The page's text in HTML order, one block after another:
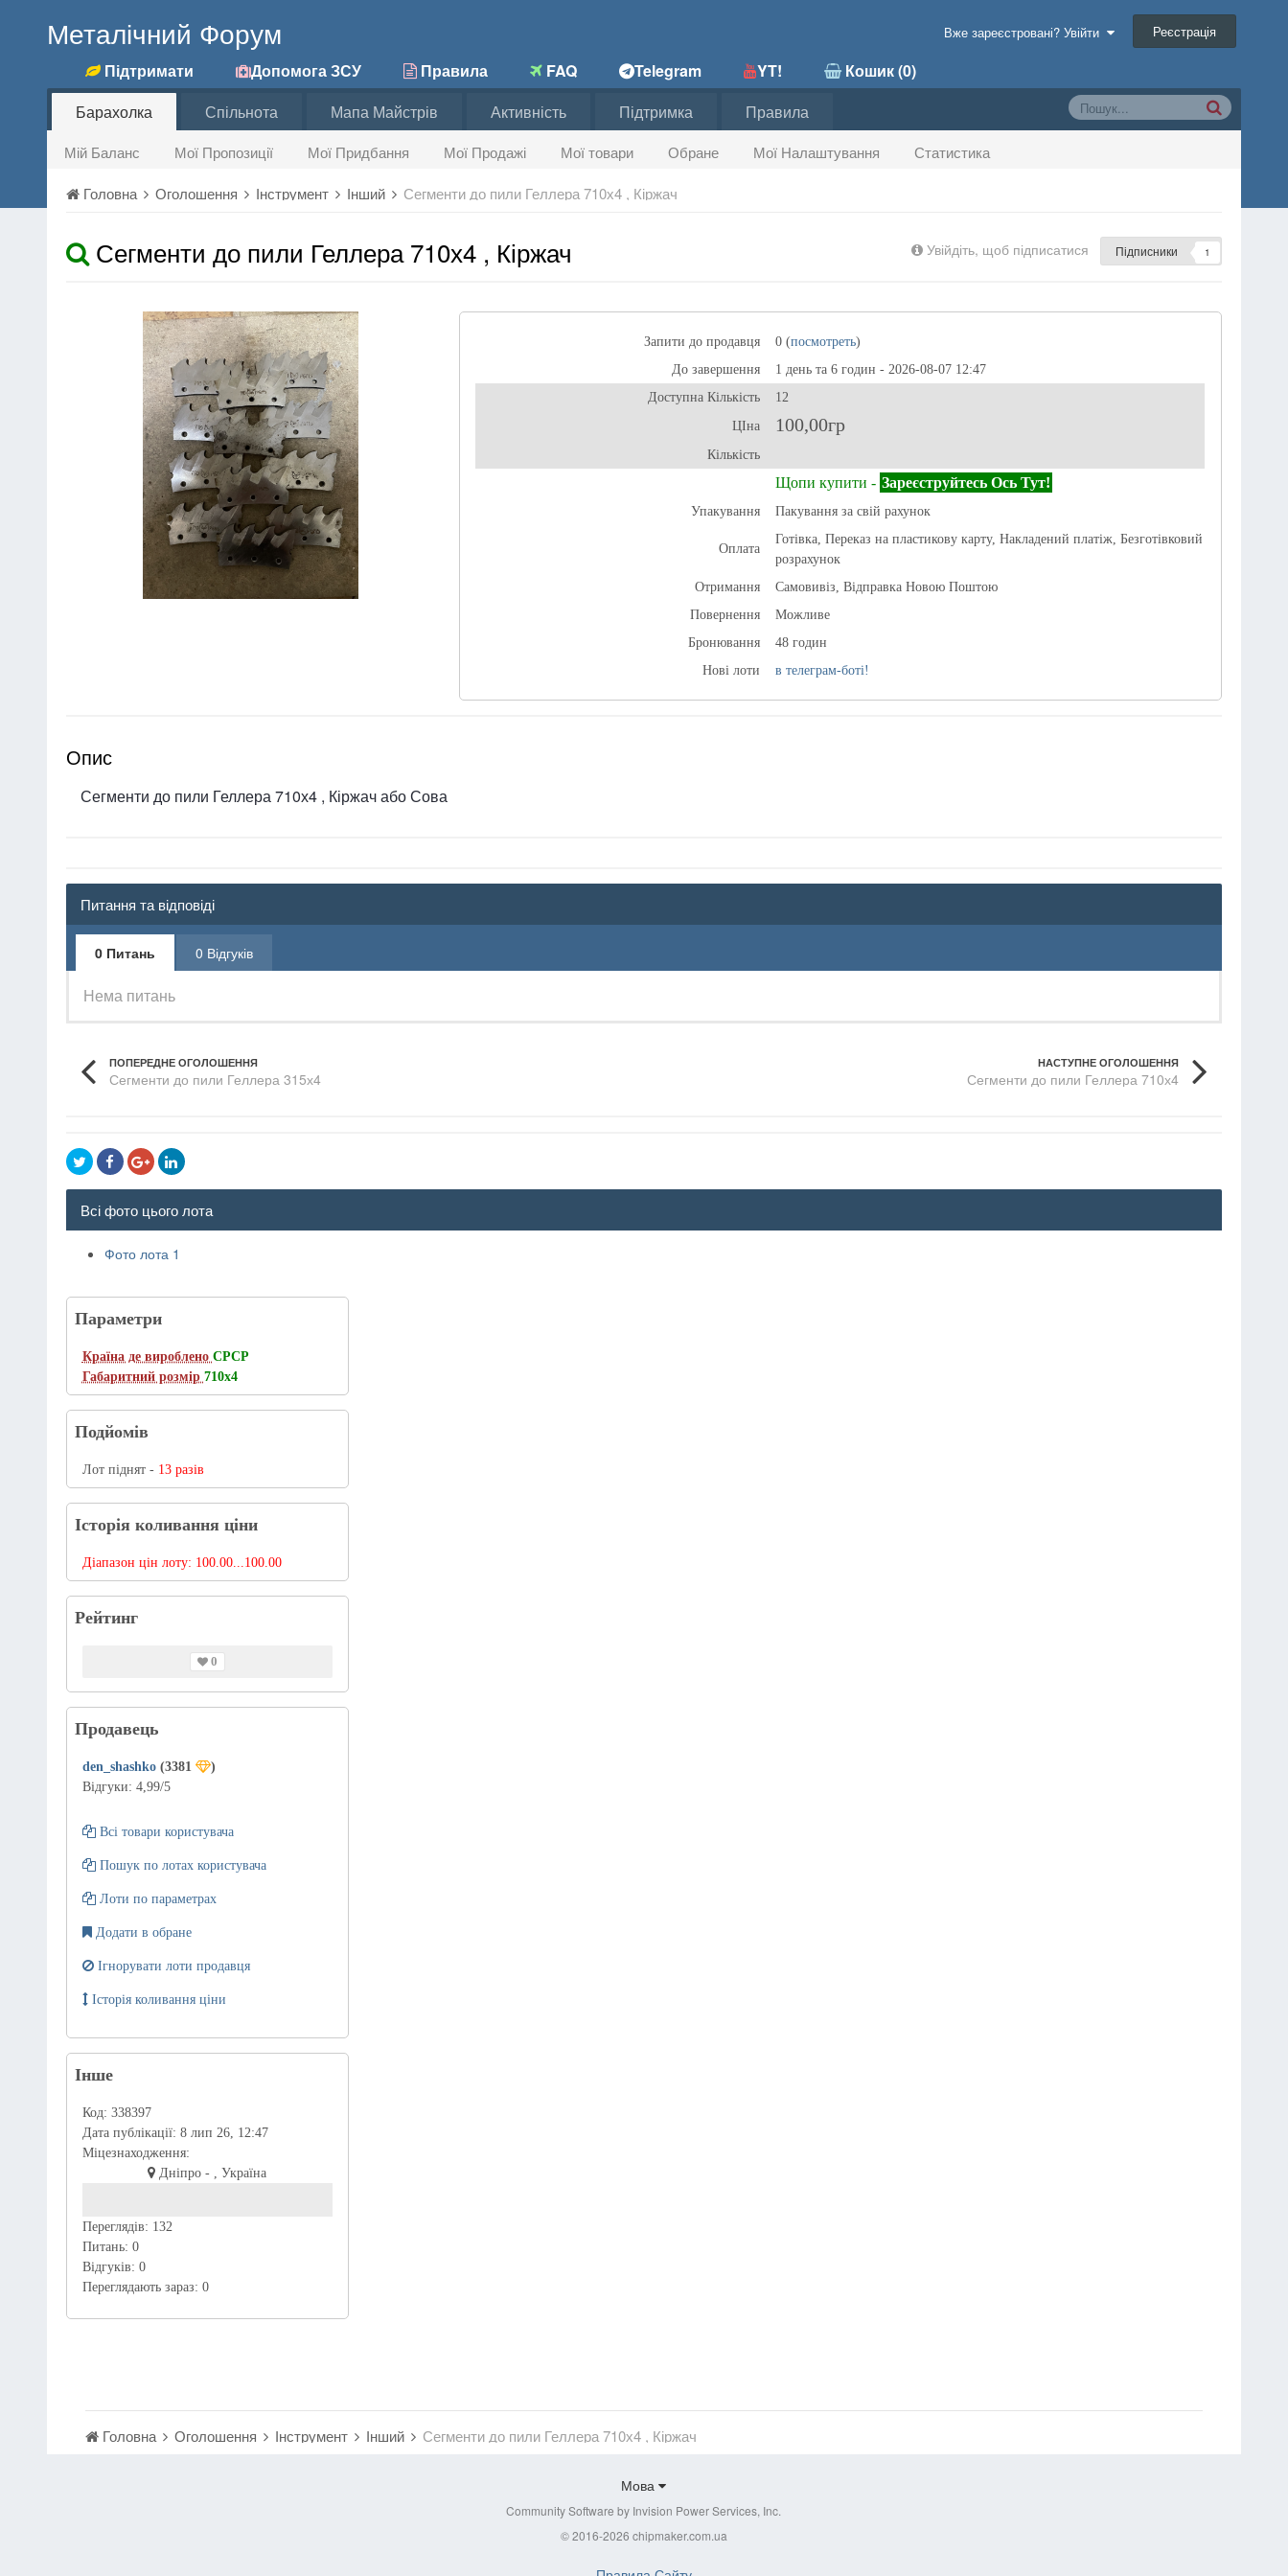
Металічний Форум
Підтримати Допомога ЗСУ Правила FAQ Telegram YT! Кошик (0)
Вже зареєстровані? Увійти Реєстрація
Барахолка
Мій Баланс Мої Пропозиції Мої Придбання Мої Продажі Мої товари Обране Мої Налаштування Статистика
Спільнота Мапа Майстрів Активність Підтримка Правила
Головна Оголошення Інструмент Інший Сегменти до пили Геллера 710х4 , Кіржач
Увійдіть, щоб підписатися Підписники 1
Сегменти до пили Геллера 710х4 , Кіржач
Запити до продавця 0 (посмотреть)
До завершення
1 день та 6 годин - 2026-08-07 12:47
Доступна Кількість
12
ЦІна
100,00гр
Кількість
Щопи купити - Зареєструйтесь Ось Тут!
Упакування Пакування за свій рахунок
Оплата
Готівка, Переказ на пластикову карту, Накладений платіж, Безготівковий
розрахунок
Отримання
Самовивіз, Відправка Новою Поштою
Повернення
Можливе
Бронювання
48 годин
Нові лоти
в телеграм-боті!
Опис
Сегменти до пили Геллера 710х4 , Кіржач або Сова
Питання та відповіді
0 Питань 0 Відгуків
Нема питань
ПОПЕРЕДНЕ ОГОЛОШЕННЯ
Сегменти до пили Геллера 315х4
НАСТУПНЕ ОГОЛОШЕННЯ
Сегменти до пили Геллера 710х4
Всі фото цього лота
Фото лота 1
Параметри
Країна де вироблено СРСР
Габаритний розмір 710х4
Подйомів
Лот піднят - 13 разів
Історія коливання ціни
Діапазон цін лоту: 100.00...100.00
Рейтинг
0
Продавець
den_shashko (3381
)
Відгуки: 4,99/5
Всі товари користувача
Пошук по лотах користувача
Лоти по параметрах
Додати в обране
Ігнорувати лоти продавця
Історія коливання ціни
Інше
Код: 338397
Дата публікації: 8 лип 26, 12:47
Міцезнаходження:
Дніпро - , Україна
Переглядів: 132
Питань: 0
Відгуків: 0
Переглядають зараз: 0
Головна Оголошення Інструмент Інший Сегменти до пили Геллера 710х4 , Кіржач
Мова
Community Software by Invision Power Services, Inc.
© 2016-2026 chipmaker.com.ua